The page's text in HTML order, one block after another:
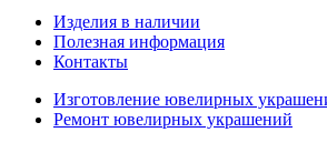
Изделия в наличии
Полезная информация
Контакты
Изготовление ювелирных
Ремонт ювелирных украшений